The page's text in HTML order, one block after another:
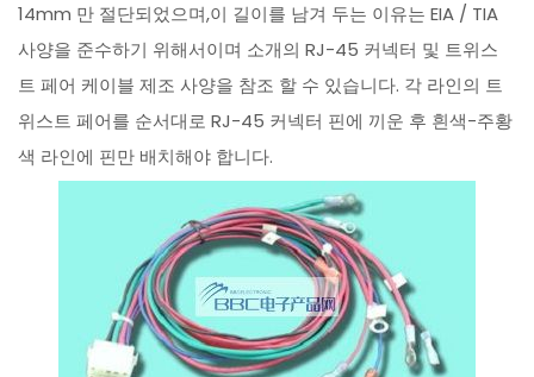
14mm 만 절단되었으며,이 길이를 남겨 두는 이유는 EIA / TIA
사양을 준수하기 위해서이며 소개의 RJ-45 커넥터 및 트위스
트 페어 케이블 제조 사양을 참조 할 수 있습니다. 각 라인의 트
위스트 페어를 순서대로 RJ-45 커넥터 핀에 끼운 후 흰색-주황
색 라인에 핀만 배치해야 합니다.